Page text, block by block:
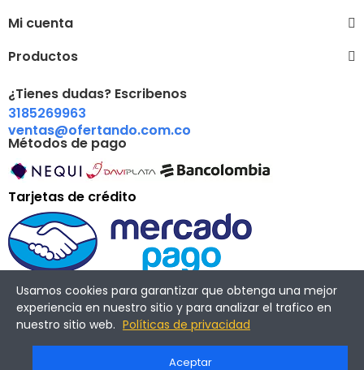
Mi cuenta
Productos
¿Tienes dudas? Escribenos
3185269963
ventas@ofertando.com.co
Métodos de pago
Tarjetas de crédito
Copyright © 2022 Ofertando. Todos los derechos reservados.
Usamos cookies para garantizar que obtenga una mejor
experiencia en nuestro sitio y para analizar el trafico en
nuestro sitio web. Políticas de privacidad
Aceptar